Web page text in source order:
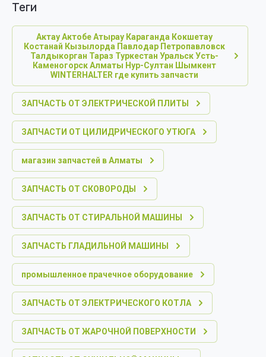
теги
Актау Актобе Атырау Караганда Кокшетау
Костанай Кызылорда Павлодар Петропавловск
Талдыкорган Тараз Туркестан Уральск Усть-
Каменогорск Алматы Нур-Султан Шымкент
WINTERHALTER где купить запчасти
ЗАПЧАСТЬ ОТ ЭЛЕКТРИЧЕСКОЙ ПЛИТЫ
ЗАПЧАСТИ ОТ ЦИЛИДРИЧЕСКОГО УТЮГА
магазин запчастей в Алматы
ЗАПЧАСТЬ ОТ СКОВОРОДЫ
ЗАПЧАСТЬ ОТ СТИРАЛЬНОЙ МАШИНЫ
ЗАПЧАСТЬ ГЛАДИЛЬНОЙ МАШИНЫ
промышленное прачечное оборудование
ЗАПЧАСТЬ ОТ ЭЛЕКТРИЧЕСКОГО КОТЛА
ЗАПЧАСТЬ ОТ ЖАРОЧНОЙ ПОВЕРХНОСТИ